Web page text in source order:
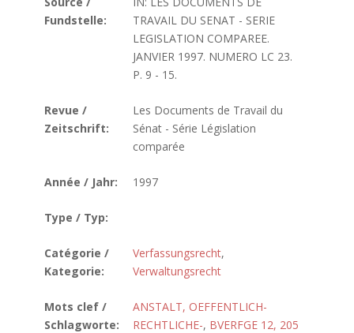
Fundstelle:
TRAVAIL DU SENAT - SERIE
LEGISLATION COMPAREE.
JANVIER 1997. NUMERO LC 23.
P. 9 - 15.
Revue /
Zeitschrift:
Les Documents de Travail du
Sénat - Série Législation
comparée
Année / Jahr: 1997
Type / Typ:
Catégorie /
Kategorie:
Verfassungsrecht,
Verwaltungsrecht
Mots clef /
Schlagworte:
ANSTALT, OEFFENTLICH-
RECHTLICHE-, BVERFGE 12, 205